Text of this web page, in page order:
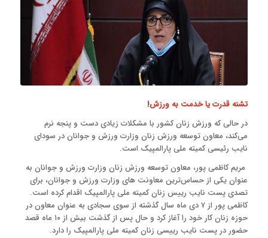
تشنه قدرت یا خدمت به ورزش!
در حالی که ورزش زنان کشور با مشکلات زیادی دست و پنجه نرم
می‌کند، معاون توسعه ورزش زنان وزارت ورزش و جوانان در سودای
نایب رئیسی کمیته ملی پارالمپیک است.
مریم کاظمی پور، معاون توسعه ورزش زنان وزارت ورزش و جوانان به
عنوان یکی از حساس‌ترین معاونت های وزارت ورزش و جوانان، برای
تصدی پست نایب رییس زنان کمیته ملی پارالمپیک اقدام کرده است.
کاظمی پور از ۷ دی ماه سال گذشته از سوی سجادی به عنوان معاون در
حوزه زنان کار خود را آغاز کرد و حال پس از گذشت بیش از ۱۰ ماه قصد
حضور در پست نایب رییسی زنان کمیته ملی پارالمپیک را دارد.